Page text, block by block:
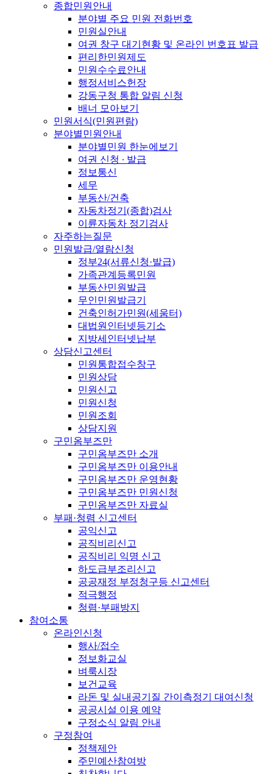
종합민원안내
분야별 주요 민원 전화번호
민원실안내
여권 창구 대기현황 및 온라인 번호표 발급
편리한민원제도
민원수수료안내
행정서비스헌장
강동구청 통합 알림 신청
배너 모아보기
민원서식(민원편람)
분야별민원안내
분야별민원 한눈에보기
여권 신청 ∙ 발급
정보통신
세무
부동산/건축
자동차정기(종합)검사
이륜자동차 정기검사
자주하는질문
민원발급/열람신청
정부24(서류신청·발급)
가족관계등록민원
부동산민원발급
무인민원발급기
건축인허가민원(세움터)
대법원인터넷등기소
지방세인터넷납부
상담신고센터
민원통합접수창구
민원상담
민원신고
민원신청
민원조회
상담지원
구민옴부즈만
구민옴부즈만 소개
구민옴부즈만 이용안내
구민옴부즈만 운영현황
구민옴부즈만 민원신청
구민옴부즈만 자료실
부패·청렴 신고센터
공익신고
공직비리신고
공직비리 익명 신고
하도급부조리신고
공공재정 부정청구등 신고센터
적극행정
청렴·부패방지
참여소통
온라인신청
행사/접수
정보화교실
벼룩시장
보건교육
라돈 및 실내공기질 간이측정기 대여신청
공공시설 이용 예약
구정소식 알림 안내
구정참여
정책제안
주민예산참여방